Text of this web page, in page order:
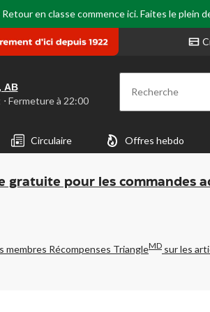
en classe commence ici. Faites le plein
AB
⋅ Fermeture à 22:00 Recherche
Circulaire Offres hebdo
gratuite pour les commandes
membres Récompenses TriangleMD sur les